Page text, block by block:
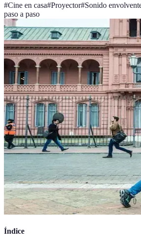
#Cine en casa#Proyector#Sonido
paso a paso
Índice